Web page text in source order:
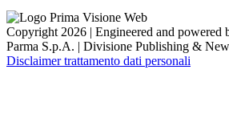
Copyright 2026 | Engineered and powered
Parma S.p.A. | Divisione Publishing &
Disclaimer trattamento dati personali